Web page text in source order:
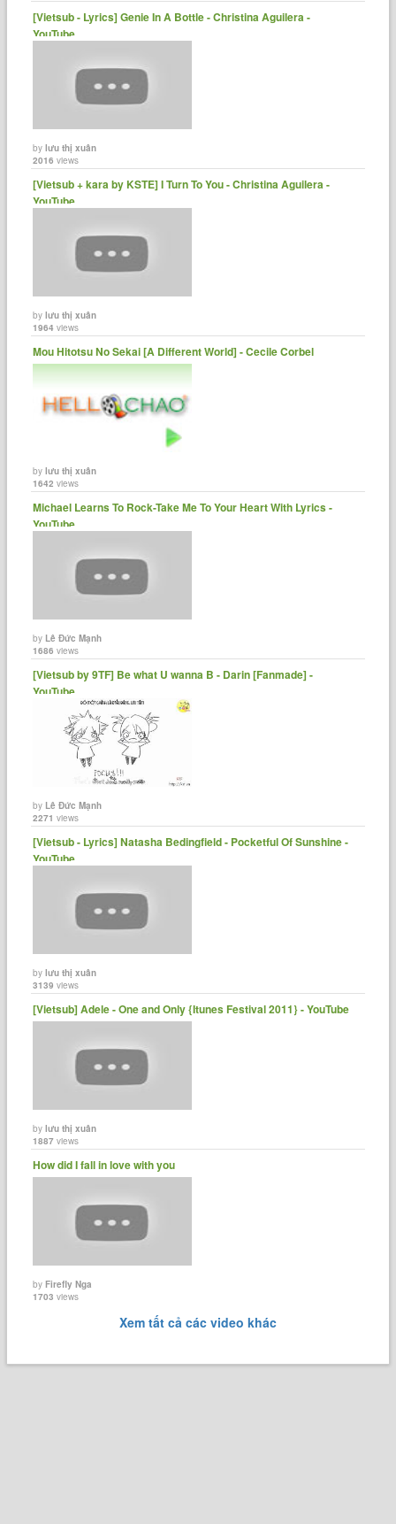
[Vietsub - Lyrics] Genie In A Bottle - Christina Aguilera -
YouTube
bylưu thị xuân
2016 views
[Vietsub + kara by KSTE] I Turn To You - Christina Aguilera -
YouTube
bylưu thị xuân
1964 views
Mou Hitotsu No Sekai [A Different World] - Cecile Corbel
bylưu thị xuân
1642 views
Michael Learns To Rock-Take Me To Your Heart With Lyrics -
YouTube
by Lê Đức Mạnh
1686 views
[Vietsub by 9TF] Be what U wanna B - Darin [Fanmade] -
YouTube
by Lê Đức Mạnh
2271 views
[Vietsub - Lyrics] Natasha Bedingfield - Pocketful Of Sunshine -
YouTube
bylưu thị xuân
3139 views
[Vietsub] Adele - One and Only {Itunes Festival 2011} - YouTube
bylưu thị xuân
1887 views
How did I fall in love with you
byFirefly Nga
1703 views
Xem tất cả các video khác